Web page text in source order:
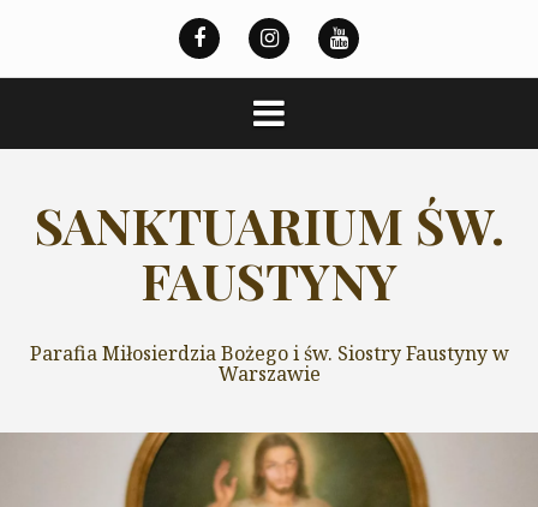
treści
SANKTUARIUM ŚW.
FAUSTYNY
Parafia Miłosierdzia Bożego i św. Siostry Faustyny w
Warszawie